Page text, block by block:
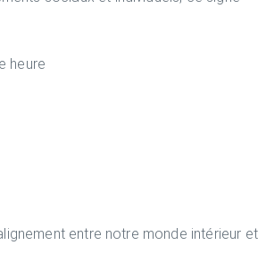
heure
entre notre monde intérieur et